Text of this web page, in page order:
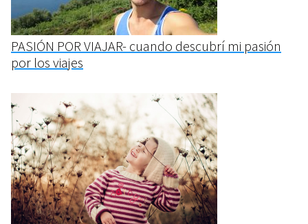
PASIÓN POR VIAJAR- cuando descubrí mi pasión
por los viajes